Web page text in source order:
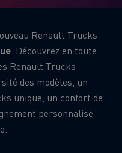
Renault Trucks
. Découvrez en toute
Renault Trucks
des modèles, un
unique, un confort de
personnalisé